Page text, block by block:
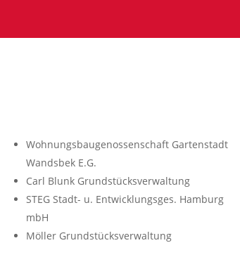
Wohnungsbaugenossenschaft Gartenstadt
Wandsbek E.G.
Carl Blunk Grundstücksverwaltung
STEG Stadt- u. Entwicklungsges. Hamburg
mbH
Möller Grundstücksverwaltung